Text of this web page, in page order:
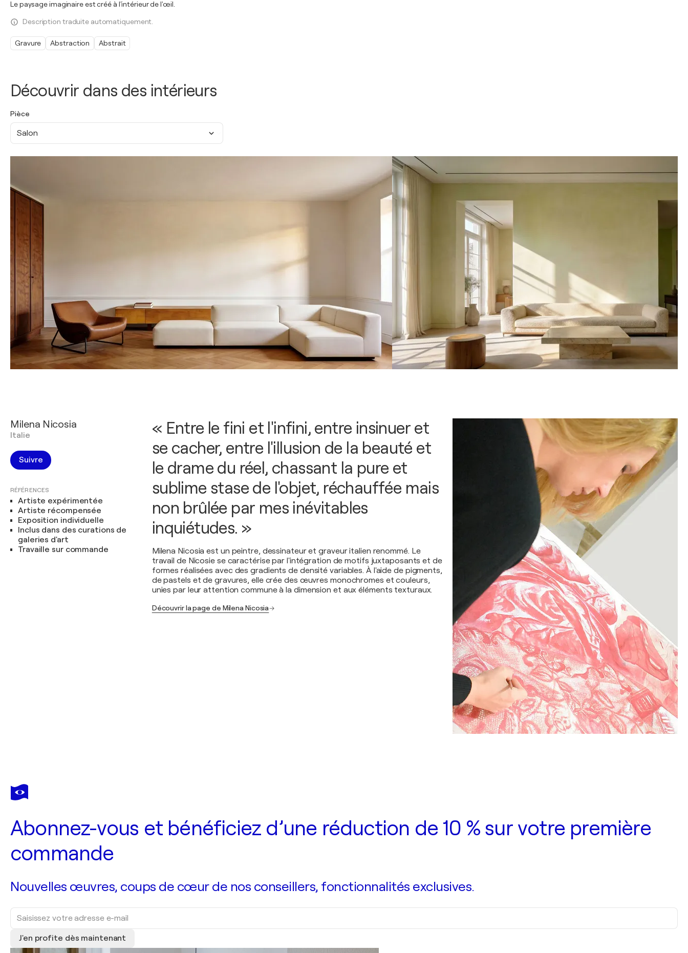
Découvrir dans des intérieurs
Pièce
Salon
Le paysage imaginaire est créé à l'intérieur de l'œil.
Description traduite automatiquement.
Gravure Abstraction Abstrait
Milena Nicosia
Italie
Suivre
RÉFÉRENCES
Artiste expérimentée
Artiste récompensée
Exposition individuelle
Inclus dans des curations de
galeries d'art
Travaille sur commande
« Entre le fini et l'infini, entre insinuer et
se cacher, entre l'illusion de la beauté et
le drame du réel, chassant la pure et
sublime stase de l'objet, réchauffée mais
non brûlée par mes inévitables
inquiétudes. »
Milena Nicosia est un peintre, dessinateur et graveur italien renommé. Le
travail de Nicosie se caractérise par l'intégration de motifs juxtaposants et de
formes réalisées avec des gradients de densité variables. À l'aide de pigments,
de pastels et de gravures, elle crée des œuvres monochromes et couleurs,
unies par leur attention commune à la dimension et aux éléments texturaux.
Découvrir la page de Milena Nicosia
Abonnez-vous et bénéficiez d’une réduction de 10 % sur votre première
commande
Nouvelles œuvres, coups de cœur de nos conseillers, fonctionnalités exclusives.
J'en profite dès maintenant